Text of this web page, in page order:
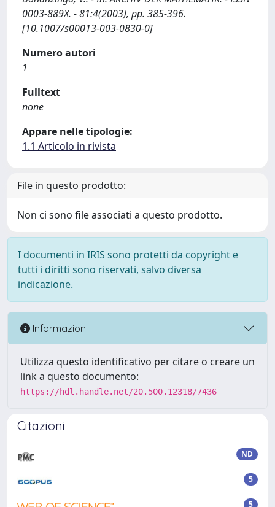
0003-889X. - 81:4(2003), pp. 385-396.
[10.1007/s00013-003-0830-0]
Numero autori
1
Fulltext
none
Appare nelle tipologie:
1.1 Articolo in rivista
File in questo prodotto:
Non ci sono file associati a questo prodotto.
I documenti in IRIS sono protetti da copyright e
tutti i diritti sono riservati, salvo diversa
indicazione.
Informazioni
Utilizza questo identificativo per citare o creare un
link a questo documento:
https://hdl.handle.net/20.500.12318/7436
Citazioni
ND
5
5